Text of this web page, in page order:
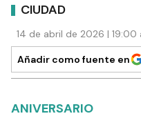
CIUDAD
14 de abril de 2026 |
Añadir como fuente en
ANIVERSARIO